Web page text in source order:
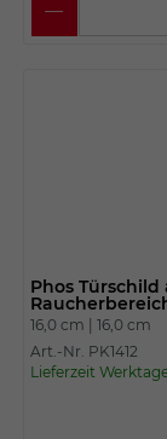
Phos
16,0 cm | 16,0 cm
Art.-Nr. PK1412
Lieferzeit